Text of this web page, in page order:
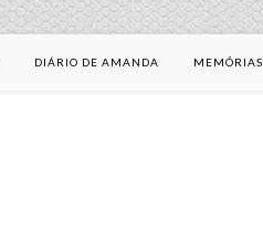
DIÁRIO DE AMANDA MEMÓRIAS